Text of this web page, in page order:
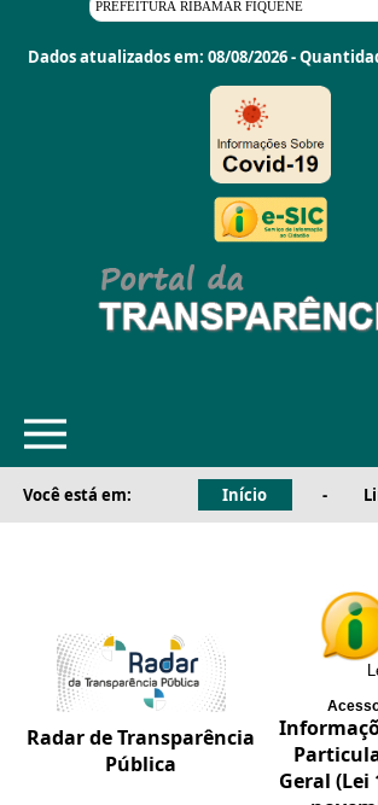
Dados atualizados em: 08/08/2026 -
Você está em: Início -